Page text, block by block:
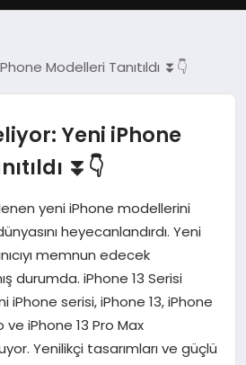
Modelleri Tanıtıldı ⏬👇
Yeni iPhone
⏬👇
yeni iPhone modellerini
heyecanlandırdı. Yeni
memnun edecek
durumda. iPhone 13 Serisi
iPhone serisi, iPhone 13, iPhone
ve iPhone 13 Pro Max
Yenilikçi tasarımları ve güçlü